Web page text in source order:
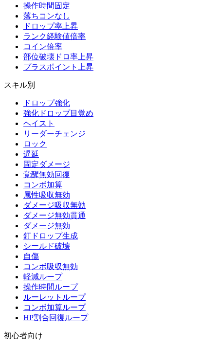
操作時間固定
落ちコンなし
ドロップ率上昇
ランク経験値倍率
コイン倍率
部位破壊ドロ率上昇
プラスポイント上昇
スキル別
ドロップ強化
強化ドロップ目覚め
ヘイスト
リーダーチェンジ
ロック
遅延
固定ダメージ
覚醒無効回復
コンボ加算
属性吸収無効
ダメージ吸収無効
ダメージ無効貫通
ダメージ無効
釘ドロップ生成
シールド破壊
自傷
コンボ吸収無効
軽減ループ
操作時間ループ
ルーレットループ
コンボ加算ループ
HP割合回復ループ
初心者向け